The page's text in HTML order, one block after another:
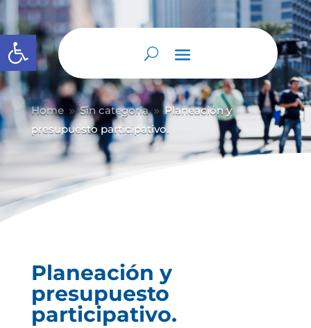
Abrir barra de herramientas
Home 9 Sin categoría 9 Planeación y
presupuesto participativo.
Planeación y
presupuesto
participativo.